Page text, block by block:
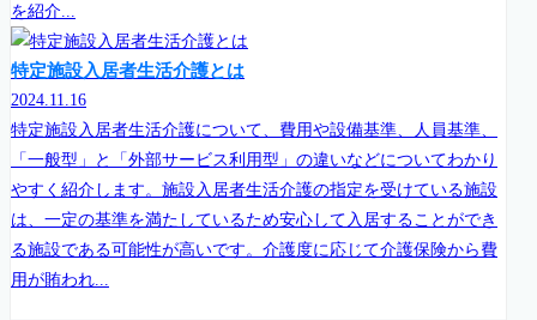
を紹介...
特定施設入居者生活介護とは
2024.11.16
特定施設入居者生活介護について、費用や設備基準、人員基準、
「一般型」と「外部サービス利用型」の違いなどについてわかり
やすく紹介します。施設入居者生活介護の指定を受けている施設
は、一定の基準を満たしているため安心して入居することができ
る施設である可能性が高いです。介護度に応じて介護保険から費
用が賄われ...